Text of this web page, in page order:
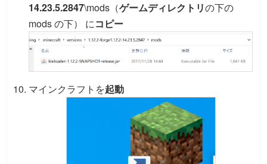
14.23.5.2847\mods（ゲームディレクトリの下の
mods の下） にコピー
マインクラフトを起動